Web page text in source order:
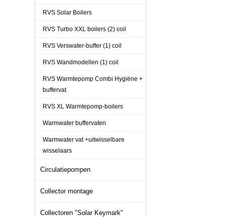
RVS Solar Boilers
RVS Turbo XXL boilers (2) coil
RVS Verswater-buffer (1) coil
RVS Wandmodellen (1) coil
RVS Warmtepomp Combi Hygiëne +
buffervat
RVS XL Warmtepomp-boilers
Warmwater buffervaten
Warmwater vat +uitwisselbare
wisselaars
Circulatiepompen
Collector montage
Collectoren "Solar Keymark"